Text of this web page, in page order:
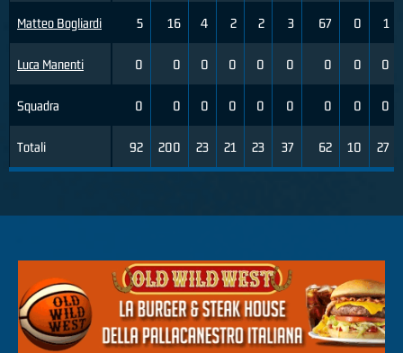
Matteo Bogliardi
Luca Manenti
Squadra
Totali
5 16 4 2 2 3 67 0 1
0 0 0 0 0 0 0 0 0
0 0 0 0 0 0 0 0 0
92 200 23 21 23 37 62 10 27